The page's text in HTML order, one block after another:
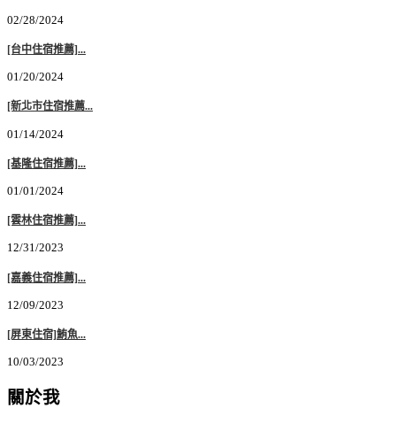
02/28/2024
[台中住宿推薦]...
01/20/2024
[新北市住宿推薦...
01/14/2024
[基隆住宿推薦]...
01/01/2024
[雲林住宿推薦]...
12/31/2023
[嘉義住宿推薦]...
12/09/2023
[屏東住宿]鮪魚...
10/03/2023
關於我